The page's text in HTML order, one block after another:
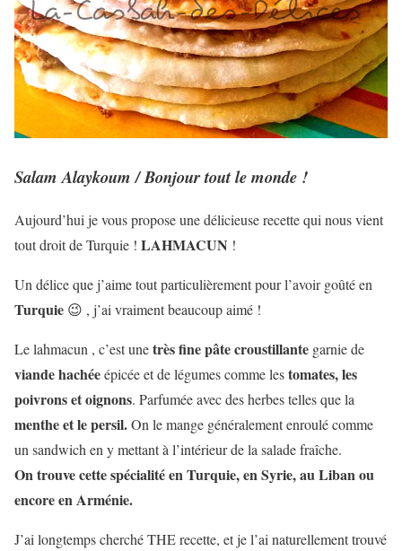
Salam Alaykoum / Bonjour tout le monde !
Aujourd’hui je vous propose une délicieuse recette qui nous vient
tout droit de Turquie ! LAHMACUN !
Un délice que j’aime tout particulièrement pour l’avoir goûté en
Turquie 😉 , j’ai vraiment beaucoup aimé !
Le lahmacun , c’est unetrès fine pâte croustillante garnie de
viande hachéeépicée et de légumes comme lestomates, les
poivrons et oignons. Parfumée avec des herbes telles que la
menthe et le persil.On le mange généralement enroulé comme
un sandwich en y mettant à l’intérieur de la salade fraîche.
On trouve cette spécialité en Turquie, en Syrie, au Liban ou
encore en Arménie.
J’ai longtemps cherché THE recette, et je l’ai naturellement trouvé